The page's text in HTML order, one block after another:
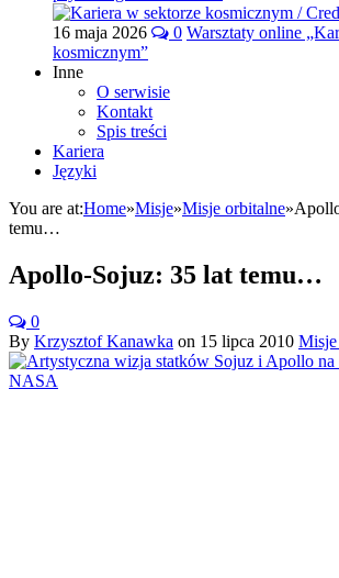
16 maja 2026 0 Warsztaty online
kosmicznym”
Inne
O serwisie
Kontakt
Spis treści
Kariera
Języki
You are at:Home»Misje»Misje orbitalne»
temu…
Apollo-Sojuz: 35 lat temu…
0
By Krzysztof Kanawka on 15 lipca 2010